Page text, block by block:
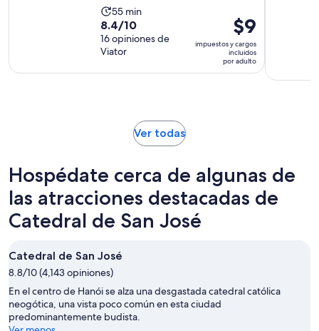
La
actividad
dura
55
minutos
55 min
8.4
de
10
con
8.4/10
16 opiniones de
Viator
El
precio
es
de
$9
impuestos y cargos
incluidos
por adulto
Ver todasSe
una
nueva
pestaña
Hospédate cerca de algunas de
las atracciones destacadas de
Catedral de San José
Catedral de San José
8.8/10 (4,143 opiniones)
En el centro de Hanói se alza una desgastada catedral católica
neogótica, una vista poco común en esta ciudad
predominantemente budista.